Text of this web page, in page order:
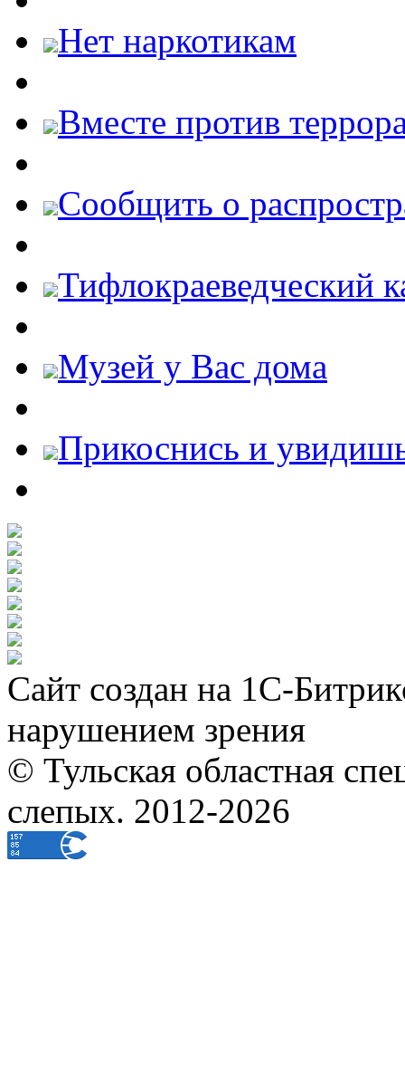
Нет наркотикам
Вместе против
Cообщить о
Тифлокраеведческий
Музей у Вас дома
Прикоснись и
Сайт создан на 1С-
нарушением зрения
© Тульская областная
слепых. 2012-2026